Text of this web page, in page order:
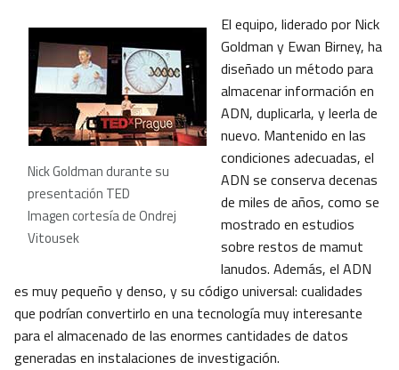
Nick Goldman durante su
presentación TED
Imagen cortesía de Ondrej
Vitousek
El equipo, liderado por Nick
Goldman y Ewan Birney, ha
diseñado un método para
almacenar información en
ADN, duplicarla, y leerla de
nuevo. Mantenido en las
condiciones adecuadas, el
ADN se conserva decenas
de miles de años, como se
mostrado en estudios
sobre restos de mamut
lanudos. Además, el ADN
es muy pequeño y denso, y su código universal: cualidades
que podrían convertirlo en una tecnología muy interesante
para el almacenado de las enormes cantidades de datos
generadas en instalaciones de investigación.